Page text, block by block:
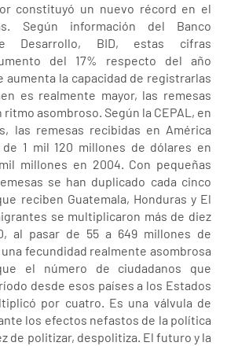
constituyó un nuevo récord en el
Según información del Banco
Desarrollo, BID, estas cifras
del 17% respecto del año
aumenta la capacidad de registrarlas
es realmente mayor, las remesas
asombroso. Según la CEPAL, en
las remesas recibidas en América
1 mil 120 millones de dólares en
millones en 2004. Con pequeñas
se han duplicado cada cinco
reciben Guatemala, Honduras y El
se multiplicaron más de diez
al pasar de 55 a 649 millones de
fecundidad realmente asombrosa
el número de ciudadanos que
desde esos países a los Estados
por cuatro. Es una válvula de
los efectos nefastos de la política
de politizar, despolitiza. El futuro y la